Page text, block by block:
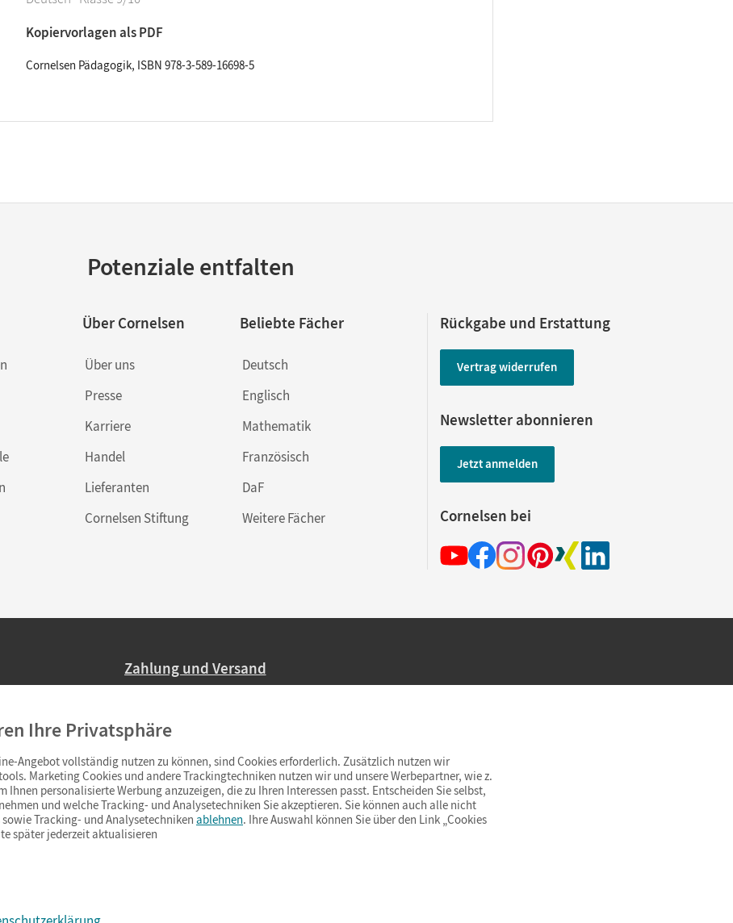
Kopiervorlagen als PDF
Cornelsen Pädagogik, ISBN 978-3-589-16698-5
Potenziale entfalten
Über Cornelsen
Über uns
Presse
Karriere
Handel
Lieferanten
Cornelsen Stiftung
Beliebte Fächer
Deutsch
Englisch
Mathematik
Französisch
DaF
Weitere Fächer
Rückgabe und Erstattung
Vertrag widerrufen
Newsletter abonnieren
Jetzt anmelden
Cornelsen bei
Zahlung und Versand
Ab 59,– EUR Bestellwert liefern wir versandkostenfrei innerhalb Deutschlands
(Lieferung in 3–6 Tagen).
Ihre Privatsphäre
Angebot vollständig nutzen zu können, sind Cookies erforderlich. Zusätzlich nutzen wir
Marketing Cookies und andere Trackingtechniken nutzen wir und unsere Werbepartner, wie z.
Ihnen personalisierte Werbung anzuzeigen, die zu Ihren Interessen passt. Entscheiden Sie selbst,
und welche Tracking- und Analysetechniken Sie akzeptieren. Sie können auch alle nicht
Tracking- und Analysetechniken ablehnen. Ihre Auswahl können Sie über den Link „Cookies
später jederzeit aktualisieren